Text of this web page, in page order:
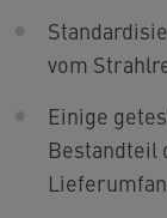
vom
Einige
Bestandteil